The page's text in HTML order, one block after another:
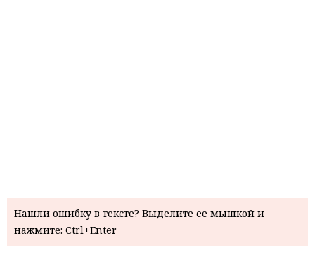
Нашли ошибку в тексте? Выделите ее мышкой и
нажмите: Ctrl+Enter